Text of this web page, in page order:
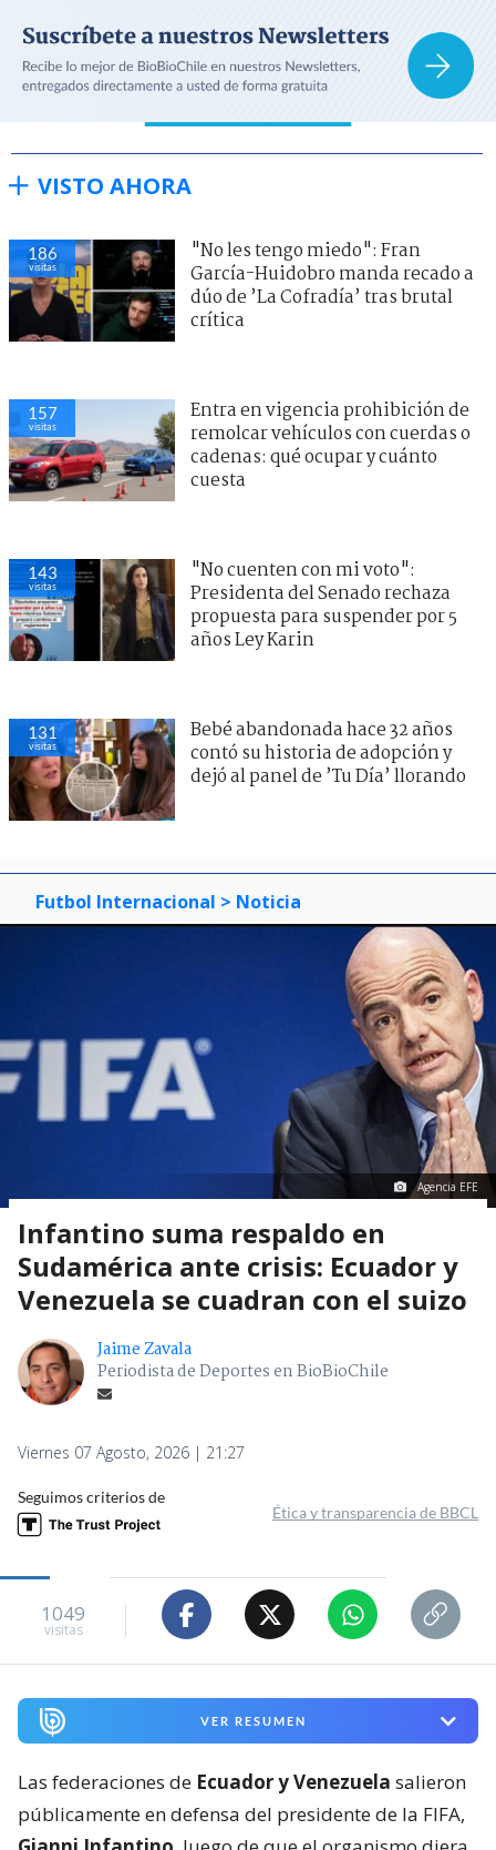
VISTO AHORA
186
visitas
"No les tengo miedo": Fran
García-Huidobro manda recado a
dúo de ’La Cofradía’ tras brutal
crítica
157
visitas
Entra en vigencia prohibición de
remolcar vehículos con cuerdas o
cadenas: qué ocupar y cuánto
cuesta
143
visitas
"No cuenten con mi voto":
Presidenta del Senado rechaza
propuesta para suspender por 5
años Ley Karin
131
visitas
Bebé abandonada hace 32 años
contó su historia de adopción y
dejó al panel de ’Tu Día’ llorando
Futbol Internacional > Noticia
Agencia EFE
Infantino suma respaldo en
Sudamérica ante crisis: Ecuador y
Venezuela se cuadran con el suizo
Jaime Zavala
Periodista de Deportes en BioBioChile
Viernes 07 Agosto, 2026 | 21:27
Seguimos criterios de
Ética y transparencia de BBCL
1049
visitas
VER RESUMEN
Las federaciones de Ecuador y Venezuela salieron
públicamente en defensa del presidente de la FIFA,